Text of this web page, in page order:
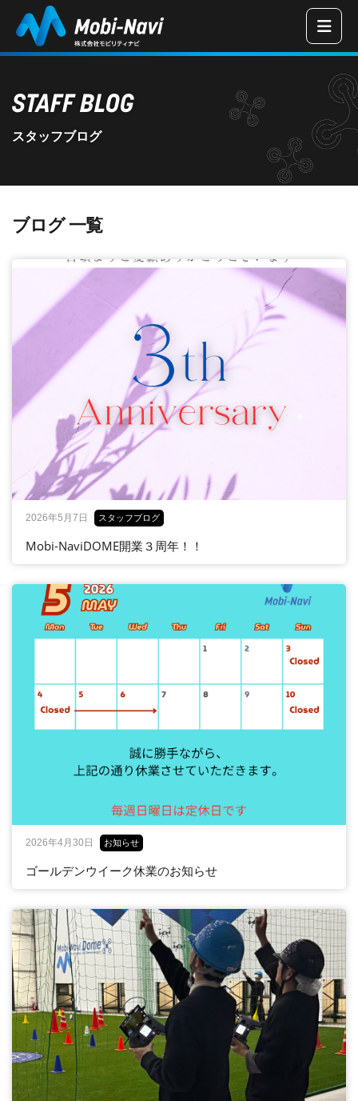
三重県津市
STAFF BLOG
スタッフブログ
ブログ 一覧
2026年5月7日 スタッフブログ
Mobi‐NaviDOME開業３周年！！
2026年4月30日 お知らせ
ゴールデンウイーク休業のお知らせ